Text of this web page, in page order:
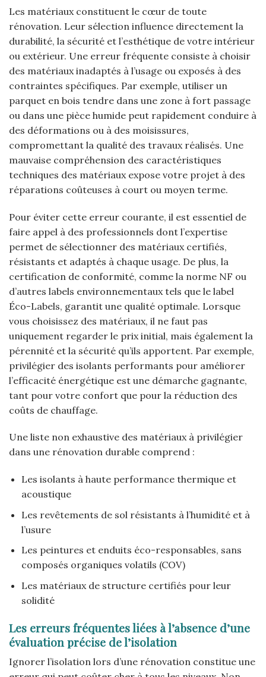
Les matériaux constituent le cœur de toute
rénovation. Leur sélection influence directement la
durabilité, la sécurité et l’esthétique de votre intérieur
ou extérieur. Une erreur fréquente consiste à choisir
des matériaux inadaptés à l’usage ou exposés à des
contraintes spécifiques. Par exemple, utiliser un
parquet en bois tendre dans une zone à fort passage
ou dans une pièce humide peut rapidement conduire à
des déformations ou à des moisissures,
compromettant la qualité des travaux réalisés. Une
mauvaise compréhension des caractéristiques
techniques des matériaux expose votre projet à des
réparations coûteuses à court ou moyen terme.
Pour éviter cette erreur courante, il est essentiel de
faire appel à des professionnels dont l’expertise
permet de sélectionner des matériaux certifiés,
résistants et adaptés à chaque usage. De plus, la
certification de conformité, comme la norme NF ou
d’autres labels environnementaux tels que le label
Éco-Labels, garantit une qualité optimale. Lorsque
vous choisissez des matériaux, il ne faut pas
uniquement regarder le prix initial, mais également la
pérennité et la sécurité qu’ils apportent. Par exemple,
privilégier des isolants performants pour améliorer
l’efficacité énergétique est une démarche gagnante,
tant pour votre confort que pour la réduction des
coûts de chauffage.
Une liste non exhaustive des matériaux à privilégier
dans une rénovation durable comprend :
Les isolants à haute performance thermique et
acoustique
Les revêtements de sol résistants à l’humidité et à
l’usure
Les peintures et enduits éco-responsables, sans
composés organiques volatils (COV)
Les matériaux de structure certifiés pour leur
solidité
Les erreurs fréquentes liées à l’absence d’une
évaluation précise de l’isolation
Ignorer l’isolation lors d’une rénovation constitue une